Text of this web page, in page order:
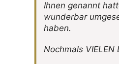
Ihnen genannt
wunderbar
haben.
Noch­mals VIELEN